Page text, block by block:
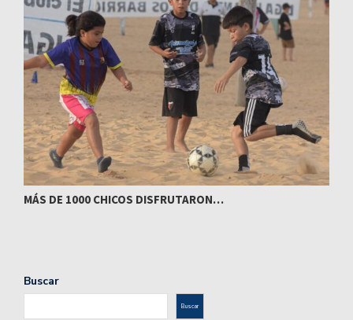
MÁS DE 1000 CHICOS DISFRUTARON…
Buscar
Buscar